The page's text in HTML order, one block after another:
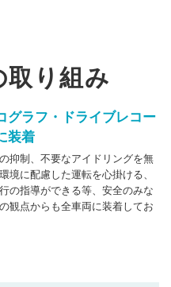
取り組み
グラフ・ドライブレコー
装着
抑制、不要なアイドリングを無
境に配慮した運転を心掛ける、
の指導ができる等、安全のみな
観点からも全車両に装着してお